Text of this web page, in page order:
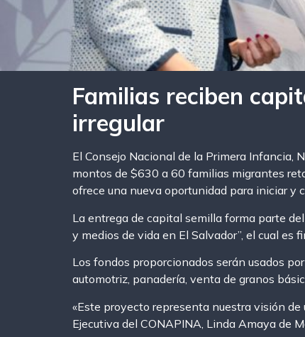
Familias reciben
irregular
El Consejo Nacional de la Primera Infancia,
montos de $630 a 60 familias migrantes
ofrece una nueva oportunidad para iniciar y
La entrega de capital semilla forma parte
y medios de vida en El Salvador”, el cual es
Los fondos proporcionados serán usados
automotriz, panadería, venta de granos
«Este proyecto representa nuestra visión
Ejecutiva del CONAPINA, Linda Amaya de